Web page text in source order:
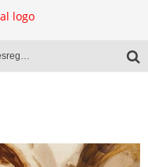
El libro en la mira de la desregulación